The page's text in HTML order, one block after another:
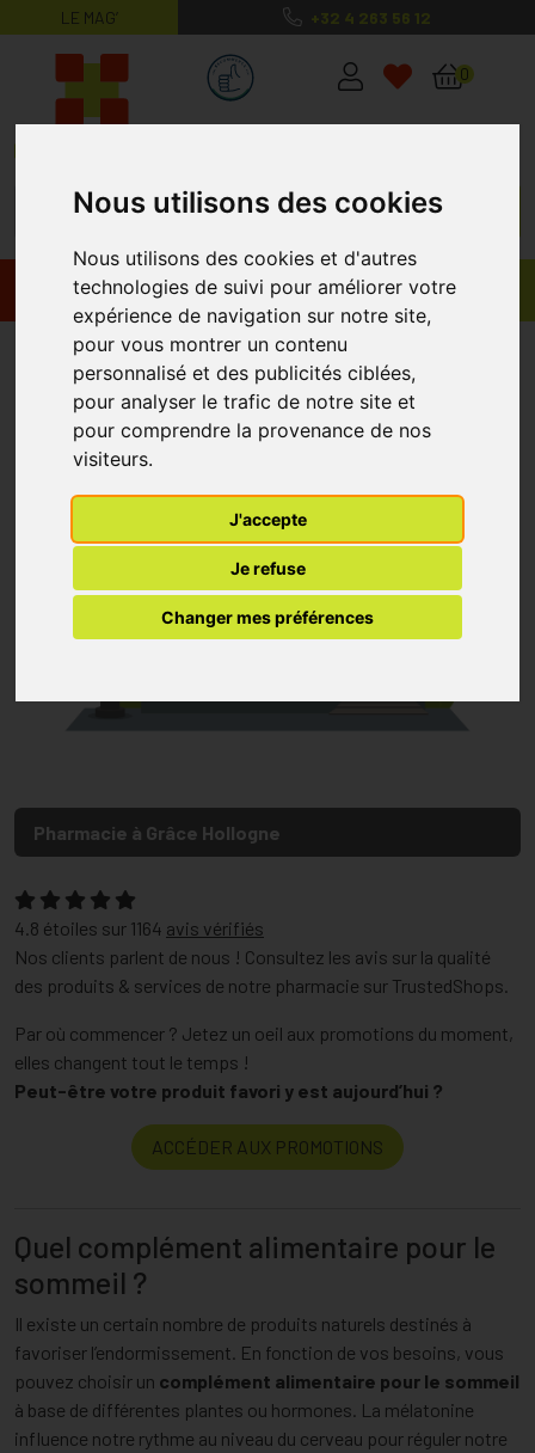
Nous utilisons des cookies
Nous utilisons des cookies et d'autres
technologies de suivi pour améliorer votre
expérience de navigation sur notre site,
pour vous montrer un contenu
personnalisé et des publicités ciblées,
pour analyser le trafic de notre site et
pour comprendre la provenance de nos
visiteurs.
J'accepte
Je refuse
Changer mes préférences
LE MAG’ +32 4 263 56 12
MaPharmacie.be ma santé, mes
0
Promos Produits
Complément alimentaire
sommeil
Pharmacie à Grâce Hollogne
4.8 étoiles sur 1164 avis vérifiés
Nos clients parlent de nous ! Consultez les avis sur la qualité
des produits & services de notre pharmacie sur TrustedShops.
Par où commencer ? Jetez un oeil aux promotions du moment,
elles changent tout le temps !
Peut-être votre produit favori y est aujourd’hui ?
ACCÉDER AUX PROMOTIONS
Quel complément alimentaire pour le
sommeil ?
Il existe un certain nombre de produits naturels destinés à
favoriser l’endormissement. En fonction de vos besoins, vous
pouvez choisir un complément alimentaire pour le sommeil
à base de différentes plantes ou hormones. La mélatonine
influence notre rythme au niveau du cerveau pour réguler notre